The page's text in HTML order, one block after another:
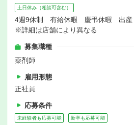
土日休み（相談可含む）
4週9休制 有給休暇 慶弔休暇 出産
※詳細は店舗により異なる
募集職種
薬剤師
雇用形態
正社員
応募条件
未経験者も応募可能 新卒も応募可能